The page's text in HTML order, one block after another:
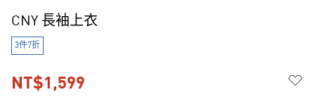
CNY 長袖上衣
3件7折
NT$1,599